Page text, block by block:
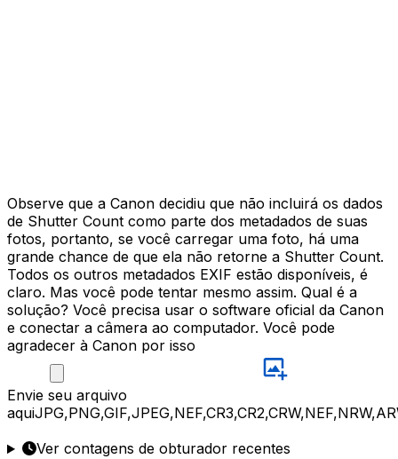
Observe que a Canon decidiu que não incluirá os dados
de Shutter Count como parte dos metadados de suas
fotos, portanto, se você carregar uma foto, há uma
grande chance de que ela não retorne a Shutter Count.
Todos os outros metadados EXIF estão disponíveis, é
claro. Mas você pode tentar mesmo assim. Qual é a
solução? Você precisa usar o software oficial da Canon
e conectar a câmera ao computador. Você pode
agradecer à Canon por isso
Envie seu arquivo
aqui
Ver contagens de obturador recentes